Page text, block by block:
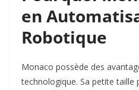
en
Robotique
Monaco possède des
technologique. Sa petite